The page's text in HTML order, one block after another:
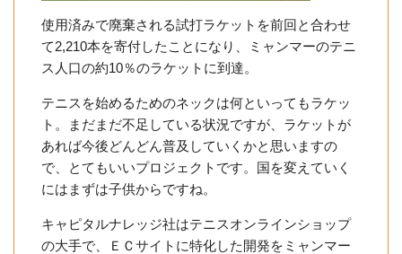
使用済みで廃棄される試打ラケットを前回と合わせ
て2,210本を寄付したことになり、ミャンマーのテニ
ス人口の約10％のラケットに到達。
テニスを始めるためのネックは何といってもラケッ
ト。まだまだ不足している状況ですが、ラケットが
あれば今後どんどん普及していくかと思いますの
で、とてもいいプロジェクトです。国を変えていく
にはまずは子供からですね。
キャピタルナレッジ社はテニスオンラインショップ
の大手で、ＥＣサイトに特化した開発をミャンマー